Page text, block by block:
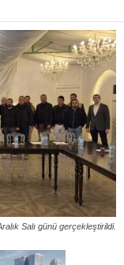
Salı günü gerçekleştirildi.